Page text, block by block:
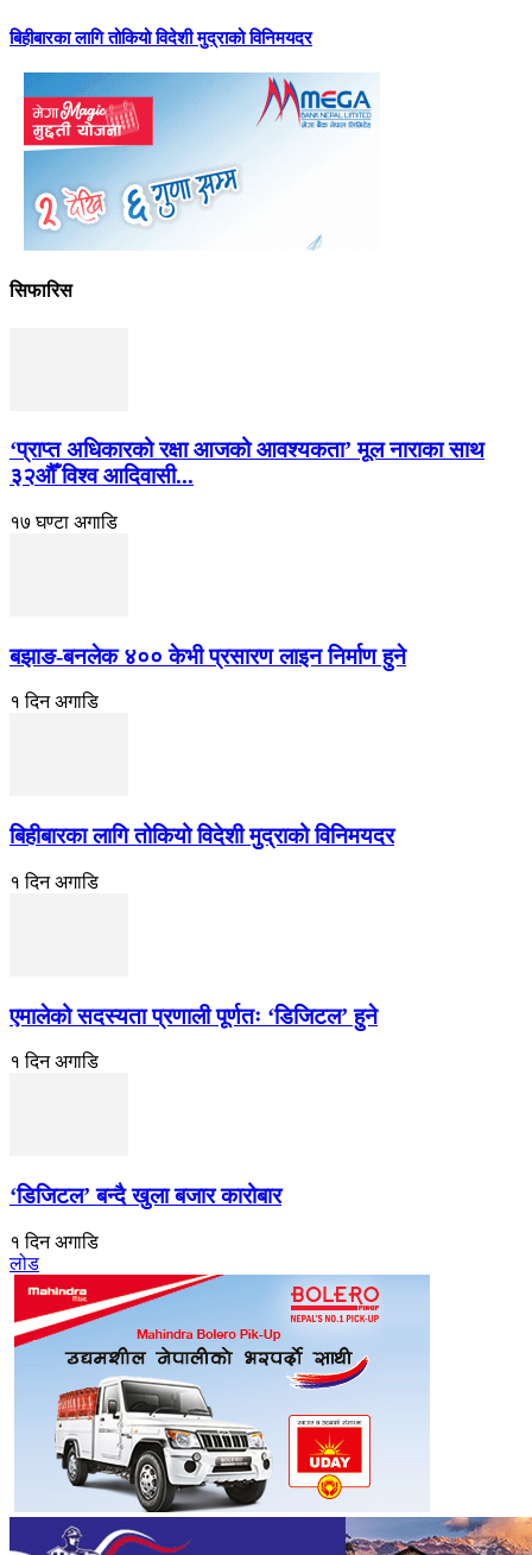
बिहीबारका लागि तोकियो विदेशी मुद्राको विनिमयदर
सिफारिस
‘प्राप्त अधिकारको रक्षा आजको आवश्यकता’ मूल नाराका साथ
३२औँ विश्व आदिवासी...
१७ घण्टा अगाडि
बझाङ-बनलेक ४०० केभी प्रसारण लाइन निर्माण हुने
१ दिन अगाडि
बिहीबारका लागि तोकियो विदेशी मुद्राको विनिमयदर
१ दिन अगाडि
एमालेको सदस्यता प्रणाली पूर्णतः ‘डिजिटल’ हुने
१ दिन अगाडि
‘डिजिटल’ बन्दै खुला बजार कारोबार
१ दिन अगाडि
लोड